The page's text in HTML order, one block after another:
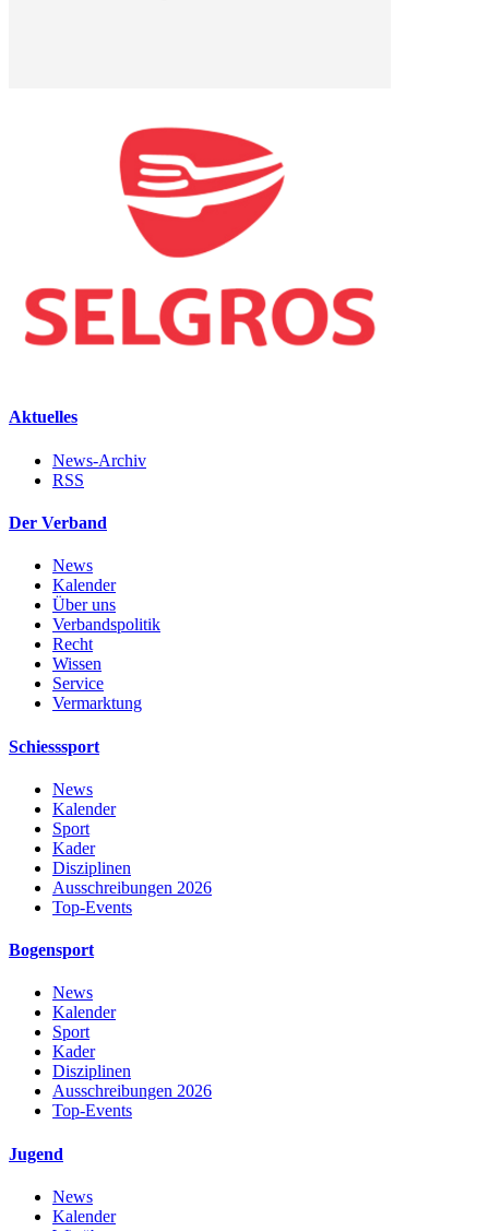
Aktuelles
News-Archiv
RSS
Der Verband
News
Kalender
Über uns
Verbandspolitik
Recht
Wissen
Service
Vermarktung
Schiesssport
News
Kalender
Sport
Kader
Disziplinen
Ausschreibungen 2026
Top-Events
Bogensport
News
Kalender
Sport
Kader
Disziplinen
Ausschreibungen 2026
Top-Events
Jugend
News
Kalender